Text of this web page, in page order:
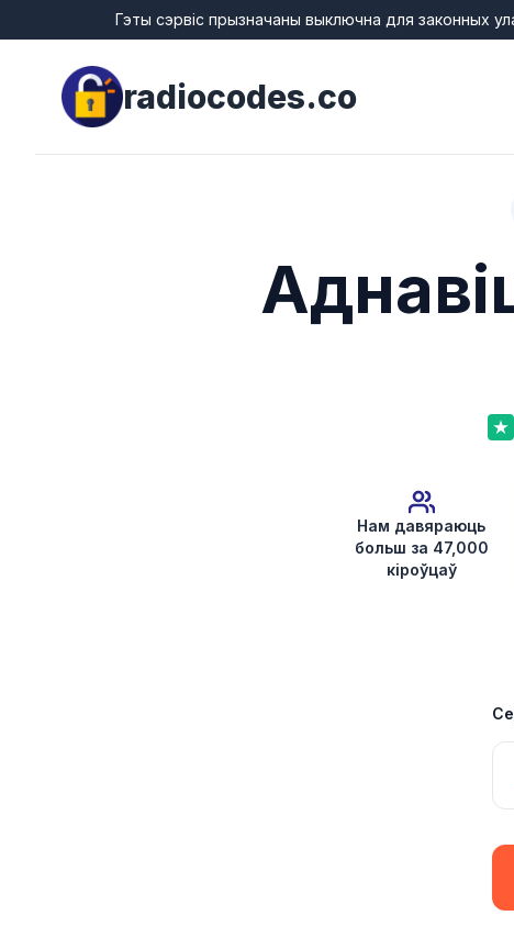
Гэты сэрвіс прызначаны выключна для законных
radiocodes.co
Нам давяраюць
больш за 47,000
кіроўцаў